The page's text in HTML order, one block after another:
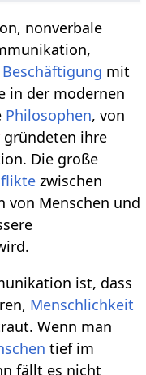
nonverbale
Beschäftigung mit
in der modernen
Philosophen, von
gründeten ihre
Die große
zwischen
von Menschen und
ist, dass
Menschlichkeit
Wenn man
tief im
fällt es nicht